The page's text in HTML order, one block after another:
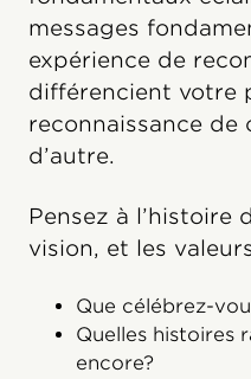
messages
expérience de
différencient votre
reconnaissance de
d’autre.
Pensez à l’histoire
vision, et les
Que célébrez-
Quelles histoires
encore?